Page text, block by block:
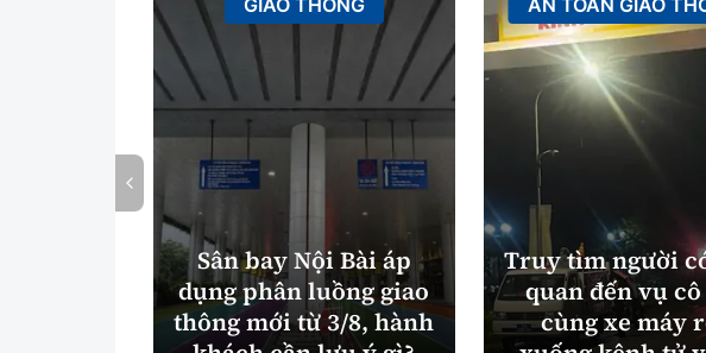
GIAO THÔNG
Sân bay Nội Bài áp
dụng phân luồng giao
thông mới từ 3/8, hành
AN TOÀN GIAO
Truy tìm người
quan đến vụ
cùng xe máy